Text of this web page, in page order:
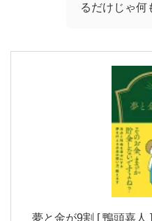
るだけじゃ何
夢と金が9割 [ 鴨頭嘉人 ]